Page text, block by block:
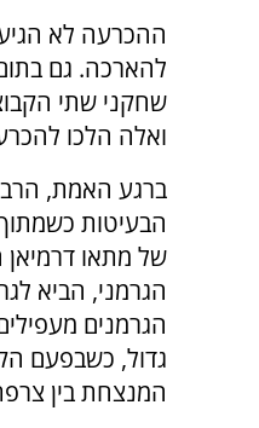
ההכרעה לא
להארכה. גם
שחקני שתי
ואלה הלכו להכרעה מ-
ברגע האמת,
של מתאו דרמיאן
הגרמני, הביא
הגרמנים
גדול, כשבפעם
המנצחת בין